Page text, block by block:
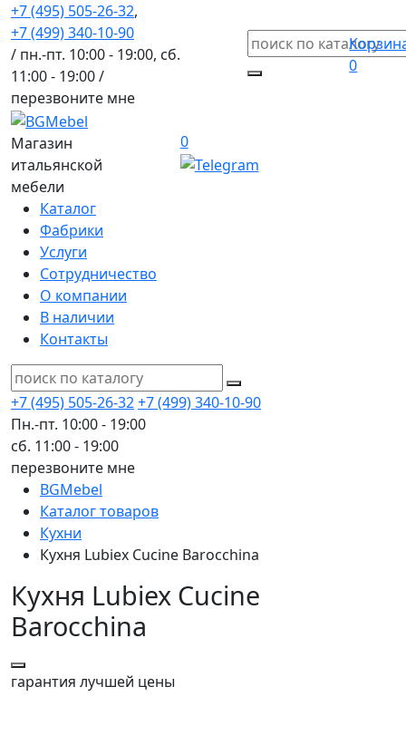
+7 (495) 505-26-32,
+7 (499) 340-10-90
/ пн.-пт. 10:00 - 19:00, сб.
11:00 - 19:00 /
перезвоните мне
0
Магазин
итальянской
мебели
0
Каталог
Фабрики
Услуги
Сотрудничество
О компании
В наличии
Контакты
+7 (495) 505-26-32+7 (499) 340-10-90
Пн.-пт. 10:00 - 19:00
сб. 11:00 - 19:00
перезвоните мне
BGMebel
Каталог товаров
Кухни
Кухня Lubiex Cucine Barocchina
Кухня Lubiex Cucine
Barocchina
гарантия лучшей цены